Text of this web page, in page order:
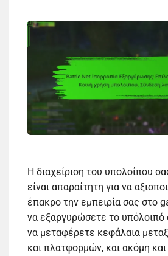
Η διαχείριση του υπολοίπου
είναι απαραίτητη για να
έπακρο την εμπειρία σας στο
να εξαργυρώσετε το υπόλοιπό
να μεταφέρετε κεφάλαια
και πλατφορμών, και ακόμη και